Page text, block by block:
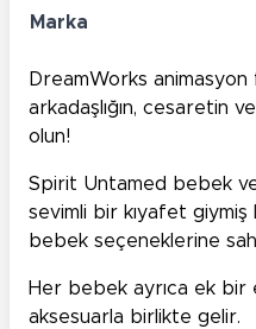
Marka
DreamWorks
arkadaşlığın, cesaretin
olun!
Spirit Untamed bebek
sevimli bir kıyafet giymiş
bebek seçeneklerine
Her bebek ayrıca ek bir
aksesuarla birlikte gelir.